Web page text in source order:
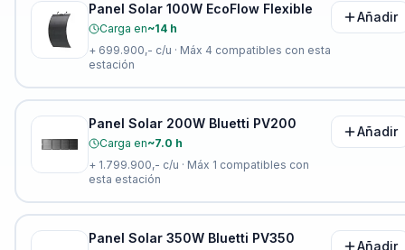
Panel Solar 100W EcoFlow Flexible
Carga en~14 h
+ 699.900,- c/u · Máx 4 compatibles con esta
estación
Añadir
Panel Solar 200W Bluetti PV200
Carga en~7.0 h
+ 1.799.900,- c/u · Máx 1 compatibles con
esta estación
Añadir
Panel Solar 350W Bluetti PV350
Añadir